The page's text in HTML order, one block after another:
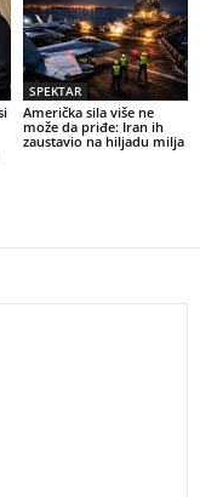
SPEKTAR
Američka sila više ne
može da priđe: Iran ih
zaustavio na hiljadu milja